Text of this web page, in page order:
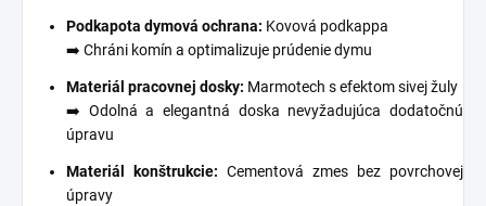
Podkapota dymová ochrana: Kovová podkappa
➡️ Chráni komín a optimalizuje prúdenie dymu
Materiál pracovnej dosky: Marmotech s efektom sivej žuly
➡️ Odolná a elegantná doska nevyžadujúca dodatočnú
úpravu
Materiál konštrukcie: Cementová zmes bez povrchovej
úpravy